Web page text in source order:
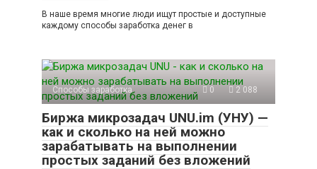
В наше время многие люди ищут простые и доступные
каждому способы заработка денег в
Способы заработка 0 2 088
Биржа микрозадач UNU.im (УНУ) —
как и сколько на ней можно
зарабатывать на выполнении
простых заданий без вложений